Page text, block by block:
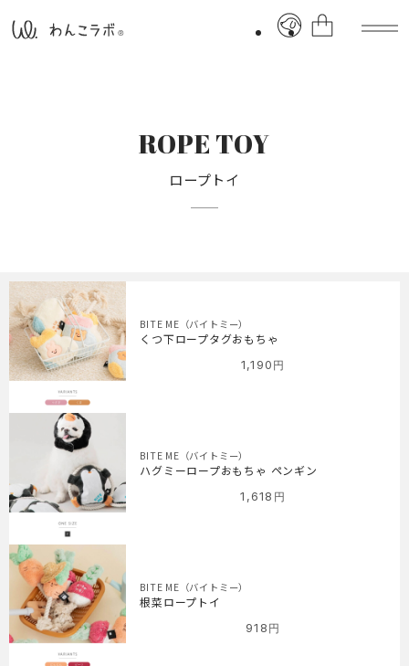
ROPE TOY
ロープトイ
BITE ME（バイトミー）
くつ下ロープタグおもちゃ
1,190 円
BITE ME（バイトミー）
ハグミーロープおもちゃ ペンギン
1,618 円
BITE ME（バイトミー）
根菜ロープトイ
918 円